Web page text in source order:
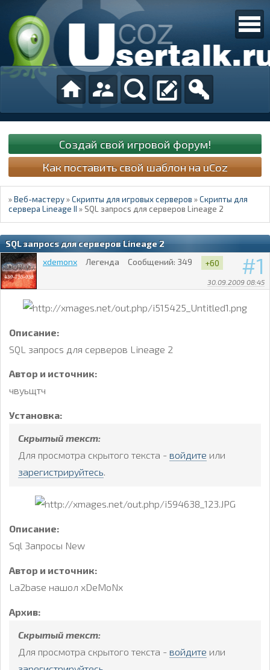
Создай свой игровой форум!
Как поставить свой шаблон на uCoz
»Веб-мастеру »Скрипты для игровых серверов »Скрипты для
сервера Lineage II » SQL запросs для серверов Lineage 2
SQL запросs для серверов Lineage 2
1
30.09.2009 08:45
xdemonx Легенда Сообщений: 349 +60
Описание:
SQL запросs для серверов Lineage 2
Автор и источник:
чвуьщтч
Установка:
Скрытый текст:
Для просмотра скрытого текста - войдите или
зарегистрируйтесь.
Описание:
Sql Запросы New
Автор и источник:
La2base нашол xDeMoNx
Архив:
Скрытый текст:
Для просмотра скрытого текста - войдите или